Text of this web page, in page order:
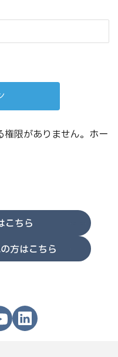
限がありません。 ホー
こちら
方はこちら